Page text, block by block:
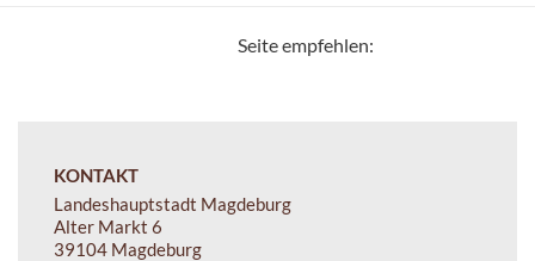
Seite empfehlen:
KONTAKT
Landeshauptstadt Magdeburg
Alter Markt 6
39104 Magdeburg